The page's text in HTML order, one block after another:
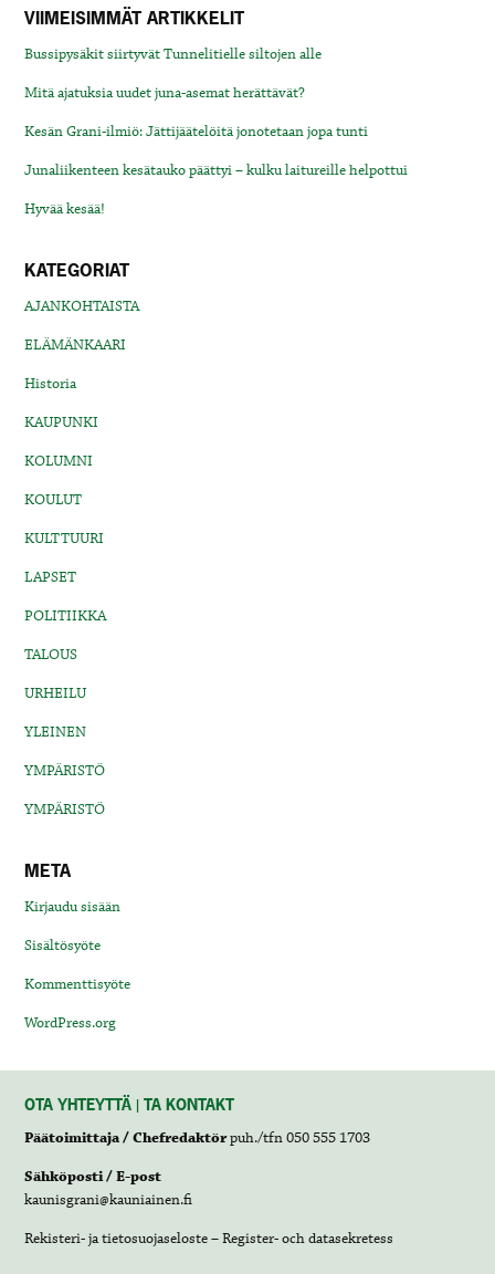
VIIMEISIMMÄT ARTIKKELIT
Bussipysäkit siirtyvät Tunnelitielle siltojen alle
Mitä ajatuksia uudet juna-asemat herättävät?
Kesän Grani-ilmiö: Jättijäätelöitä jonotetaan jopa tunti
Junaliikenteen kesätauko päättyi – kulku laitureille helpottui
Hyvää kesää!
KATEGORIAT
AJANKOHTAISTA
ELÄMÄNKAARI
Historia
KAUPUNKI
KOLUMNI
KOULUT
KULTTUURI
LAPSET
POLITIIKKA
TALOUS
URHEILU
YLEINEN
YMPÄRISTÖ
YMPÄRISTÖ
META
Kirjaudu sisään
Sisältösyöte
Kommenttisyöte
WordPress.org
OTA YHTEYTTÄ | TA KONTAKT
Päätoimittaja / Chefredaktörpuh./tfn 050 555 1703
Sähköposti / E-post
kaunisgrani@kauniainen.fi
Rekisteri- ja tietosuojaseloste – Register- och datasekretess